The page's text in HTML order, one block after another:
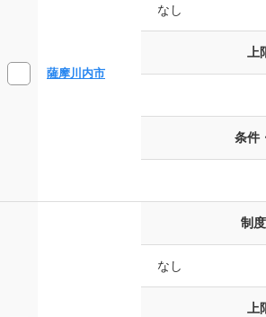
薩摩川内市
なし
上
条件
制
なし
上